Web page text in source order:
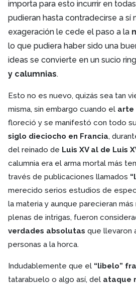
importa para esto incurrir en
pudieran hasta contradecirse a sí
exageración le cede el paso a la
lo que pudiera haber sido una
ideas se convierte en un sucio
y calumnias.
Esto no es nuevo, quizás sea tan
misma, sin embargo cuando el arte
floreció y se manifestó con todo
siglo dieciocho en Francia,
del reinado de Luis XV al de Luis
calumnia era el arma mortal más
través de publicaciones llamados
merecido serios estudios de
la materia y aunque parecieran
plenas de intrigas, fueron
verdades absolutas que llevaron
personas a la horca.
Indudablemente que el “libelo”
tatarabuelo o algo así, del ataque